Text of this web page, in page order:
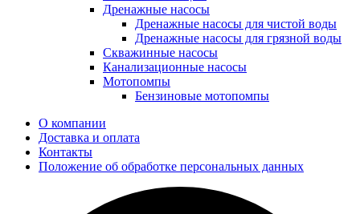
Дренажные насосы
Дренажные насосы для чистой воды
Дренажные насосы для грязной воды
Скважинные насосы
Канализационные насосы
Мотопомпы
Бензиновые мотопомпы
О компании
Доставка и оплата
Контакты
Положение об обработке персональных данных